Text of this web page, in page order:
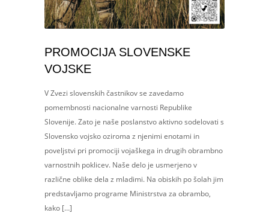
PROMOCIJA SLOVENSKE
VOJSKE
V Zvezi slovenskih častnikov se zavedamo
pomembnosti nacionalne varnosti Republike
Slovenije. Zato je naše poslanstvo aktivno sodelovati s
Slovensko vojsko oziroma z njenimi enotami in
poveljstvi pri promociji vojaškega in drugih obrambno
varnostnih poklicev. Naše delo je usmerjeno v
različne oblike dela z mladimi. Na obiskih po šolah jim
predstavljamo programe Ministrstva za obrambo,
kako […]